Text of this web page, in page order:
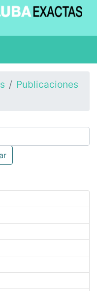
Publicaciones